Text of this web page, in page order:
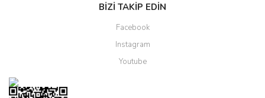
BİZİ TAKİP EDİN
Facebook
Instagram
Youtube